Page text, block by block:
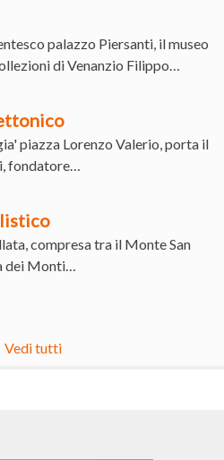
palazzo Piersanti, il museo
di Venanzio Filippo…
piazza Lorenzo Valerio, porta il
fondatore…
compresa tra il Monte San
dei Monti…
Vedi tutti